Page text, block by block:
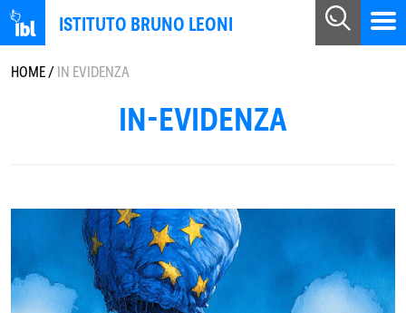
ISTITUTO BRUNO LEONI
HOME/IN EVIDENZA
IN-EVIDENZA